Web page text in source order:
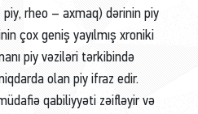
rheo – axmaq) dərinin piy
çox geniş yayılmış xroniki
piy vəziləri tərkibində
olan piy ifraz edir.
qabiliyyəti zəifləyir və